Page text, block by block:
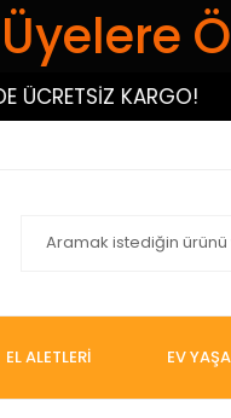
KARGO!
EL ALETLERİ EV